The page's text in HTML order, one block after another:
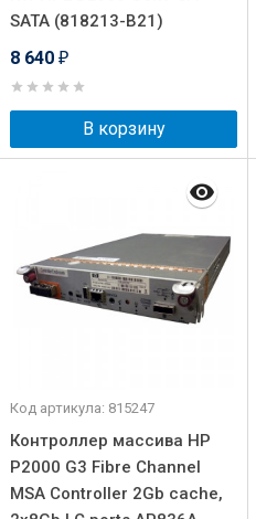
SATA (818213-B21)
8 640 ₽
В корзину
Код артикула: 815247
Контроллер массива HP
P2000 G3 Fibre Channel
MSA Controller 2Gb cache,